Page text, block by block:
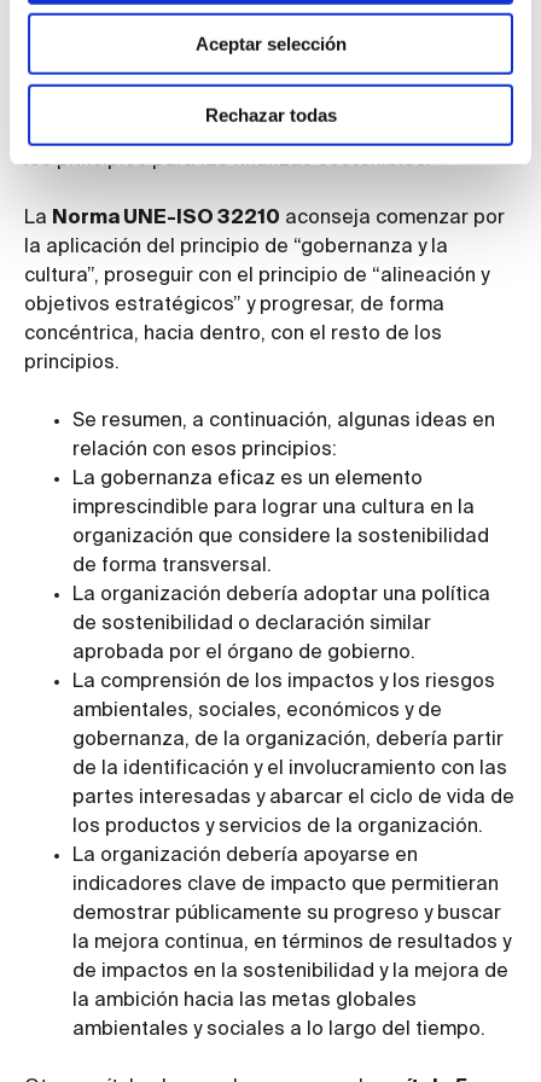
Aceptar selección
Rechazar todas
metas y los objetivos de sostenibilidad
fundamentales para la organización y sus partes
interesadas. Se trata de principios generales que
los principios para las finanzas sostenibles.
La Norma UNE-ISO 32210 aconseja comenzar por
la aplicación del principio de “gobernanza y la
cultura”, proseguir con el principio de “alineación y
objetivos estratégicos” y progresar, de forma
concéntrica, hacia dentro, con el resto de los
principios.
Se resumen, a continuación, algunas ideas en
relación con esos principios:
La gobernanza eficaz es un elemento
imprescindible para lograr una cultura en la
organización que considere la sostenibilidad
de forma transversal.
La organización debería adoptar una política
de sostenibilidad o declaración similar
aprobada por el órgano de gobierno.
La comprensión de los impactos y los riesgos
ambientales, sociales, económicos y de
gobernanza, de la organización, debería partir
de la identificación y el involucramiento con las
partes interesadas y abarcar el ciclo de vida de
los productos y servicios de la organización.
La organización debería apoyarse en
indicadores clave de impacto que permitieran
demostrar públicamente su progreso y buscar
la mejora continua, en términos de resultados y
de impactos en la sostenibilidad y la mejora de
la ambición hacia las metas globales
ambientales y sociales a lo largo del tiempo.